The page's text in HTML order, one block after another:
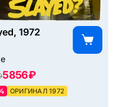
1972
5856 ₽
ОРИГИНАЛ 1972